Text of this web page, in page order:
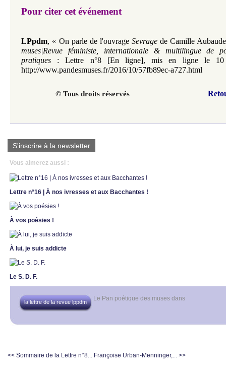
Pour citer cet événement
LPpdm, « On parle de l'ouvrage Sevrage de Camille Aubaude
muses|Revue féministe, internationale & multilingue de
pratiques : Lettre n°8 [En ligne], mis en ligne le
http://www.pandesmuses.fr/2016/10/57fb89ec-a727.html
© Tous droits réservés
S'inscrire à la newsletter
Vous aimerez aussi :
Lettre n°16 | À nos ivresses et aux Bacchantes !
À vos poésies !
À lui, je suis addicte
Le S. D. F.
Le Pan poétique des muses dans
la lettre de la revue lppdm
<< Sommaire de la Lettre n°8... Françoise Urban-Menninger,... >>